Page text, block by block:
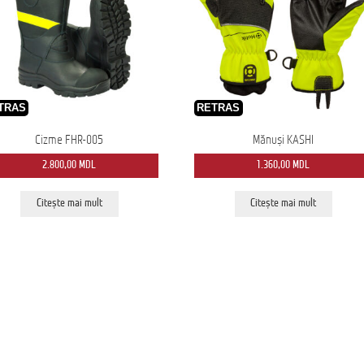
Cizme FHR-005
2.800,00MDL
Citește mai mult
RETRAS
Mănuși KASHI
1.360,00MDL
Citește mai mult